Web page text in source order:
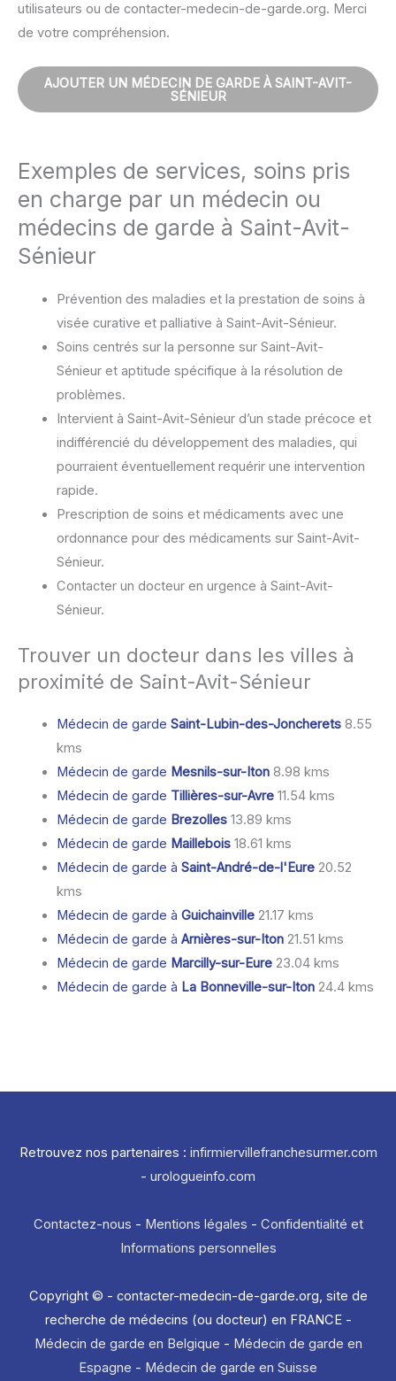
utilisateurs ou de contacter-medecin-de-garde.org. Merci
de votre compréhension.
AJOUTER UN MÉDECIN DE GARDE À SAINT-AVIT-
SÉNIEUR
Exemples de services, soins pris
en charge par un médecin ou
médecins de garde à Saint-Avit-
Sénieur
Prévention des maladies et la prestation de soins à
visée curative et palliative à Saint-Avit-Sénieur.
Soins centrés sur la personne sur Saint-Avit-
Sénieur et aptitude spécifique à la résolution de
problèmes.
Intervient à Saint-Avit-Sénieur d’un stade précoce et
indifférencié du développement des maladies, qui
pourraient éventuellement requérir une intervention
rapide.
Prescription de soins et médicaments avec une
ordonnance pour des médicaments sur Saint-Avit-
Sénieur.
Contacter un docteur en urgence à Saint-Avit-
Sénieur.
Trouver un docteur dans les villes à
proximité de Saint-Avit-Sénieur
Médecin de garde Saint-Lubin-des-Joncherets8.55
kms
Médecin de garde Mesnils-sur-Iton8.98 kms
Médecin de garde Tillières-sur-Avre11.54 kms
Médecin de garde Brezolles13.89 kms
Médecin de garde Maillebois18.61 kms
Médecin de garde à Saint-André-de-l'Eure20.52
kms
Médecin de garde à Guichainville21.17 kms
Médecin de garde à Arnières-sur-Iton21.51 kms
Médecin de garde Marcilly-sur-Eure23.04 kms
Médecin de garde à La Bonneville-sur-Iton24.4 kms
Retrouvez nos partenaires : infirmiervillefranchesurmer.com
- urologueinfo.com
Contactez-nous - Mentions légales - Confidentialité et
Informations personnelles
Copyright © - contacter-medecin-de-garde.org, site de
recherche de médecins (ou docteur) en FRANCE -
Médecin de garde en Belgique - Médecin de garde en
Espagne - Médecin de garde en Suisse